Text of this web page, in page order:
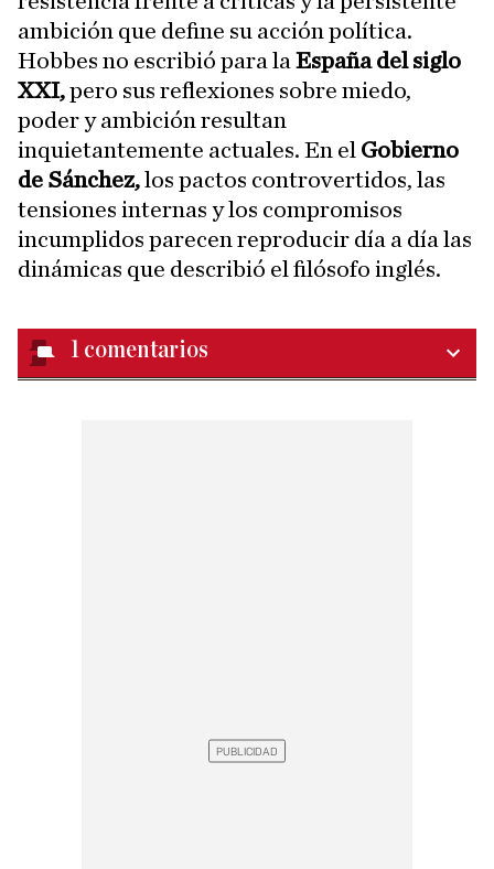
ambición que define su acción política.
Hobbes no escribió para la España del siglo
XXI,pero sus reflexiones sobre miedo,
poder y ambición resultan
inquietantemente actuales. En el Gobierno
de Sánchez,los pactos controvertidos, las
tensiones internas y los compromisos
incumplidos parecen reproducir día a día las
dinámicas que describió el filósofo inglés.
1 comentarios